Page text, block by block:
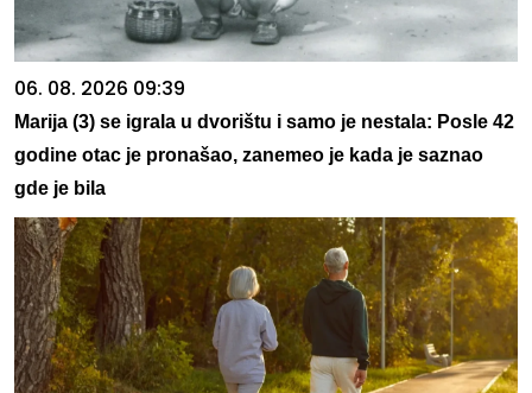
06. 08. 2026 09:39
Marija (3) se igrala u dvorištu i samo je nestala: Posle 42
godine otac je pronašao, zanemeo je kada je saznao
gde je bila